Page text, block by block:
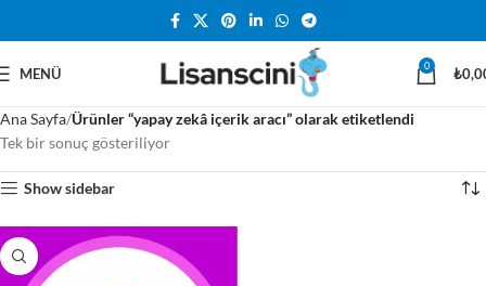
MENÜ 0 ₺
Ana Sayfa Ürünler “yapay zekâ içerik aracı” olarak etiketlendi
Tek bir sonuç gösteriliyor
Show sidebar